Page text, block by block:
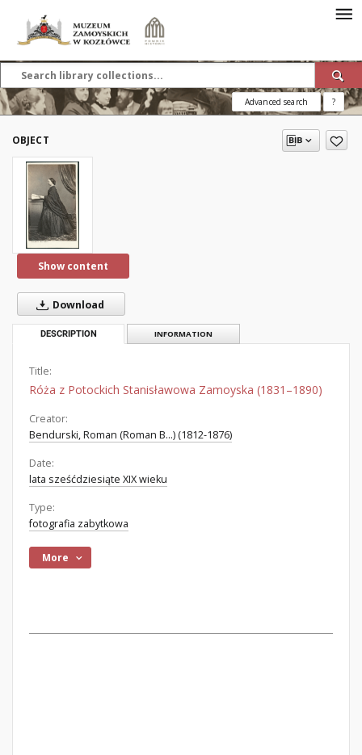
Advanced search ?
OBJECT
Show content
Download
DESCRIPTION INFORMATION
Title:
Róża z Potockich Stanisławowa Zamoyska (1831–1890)
Creator:
Bendurski, Roman (Roman B...) (1812-1876)
Date:
lata sześćdziesiąte XIX wieku
Type:
fotografia zabytkowa
More